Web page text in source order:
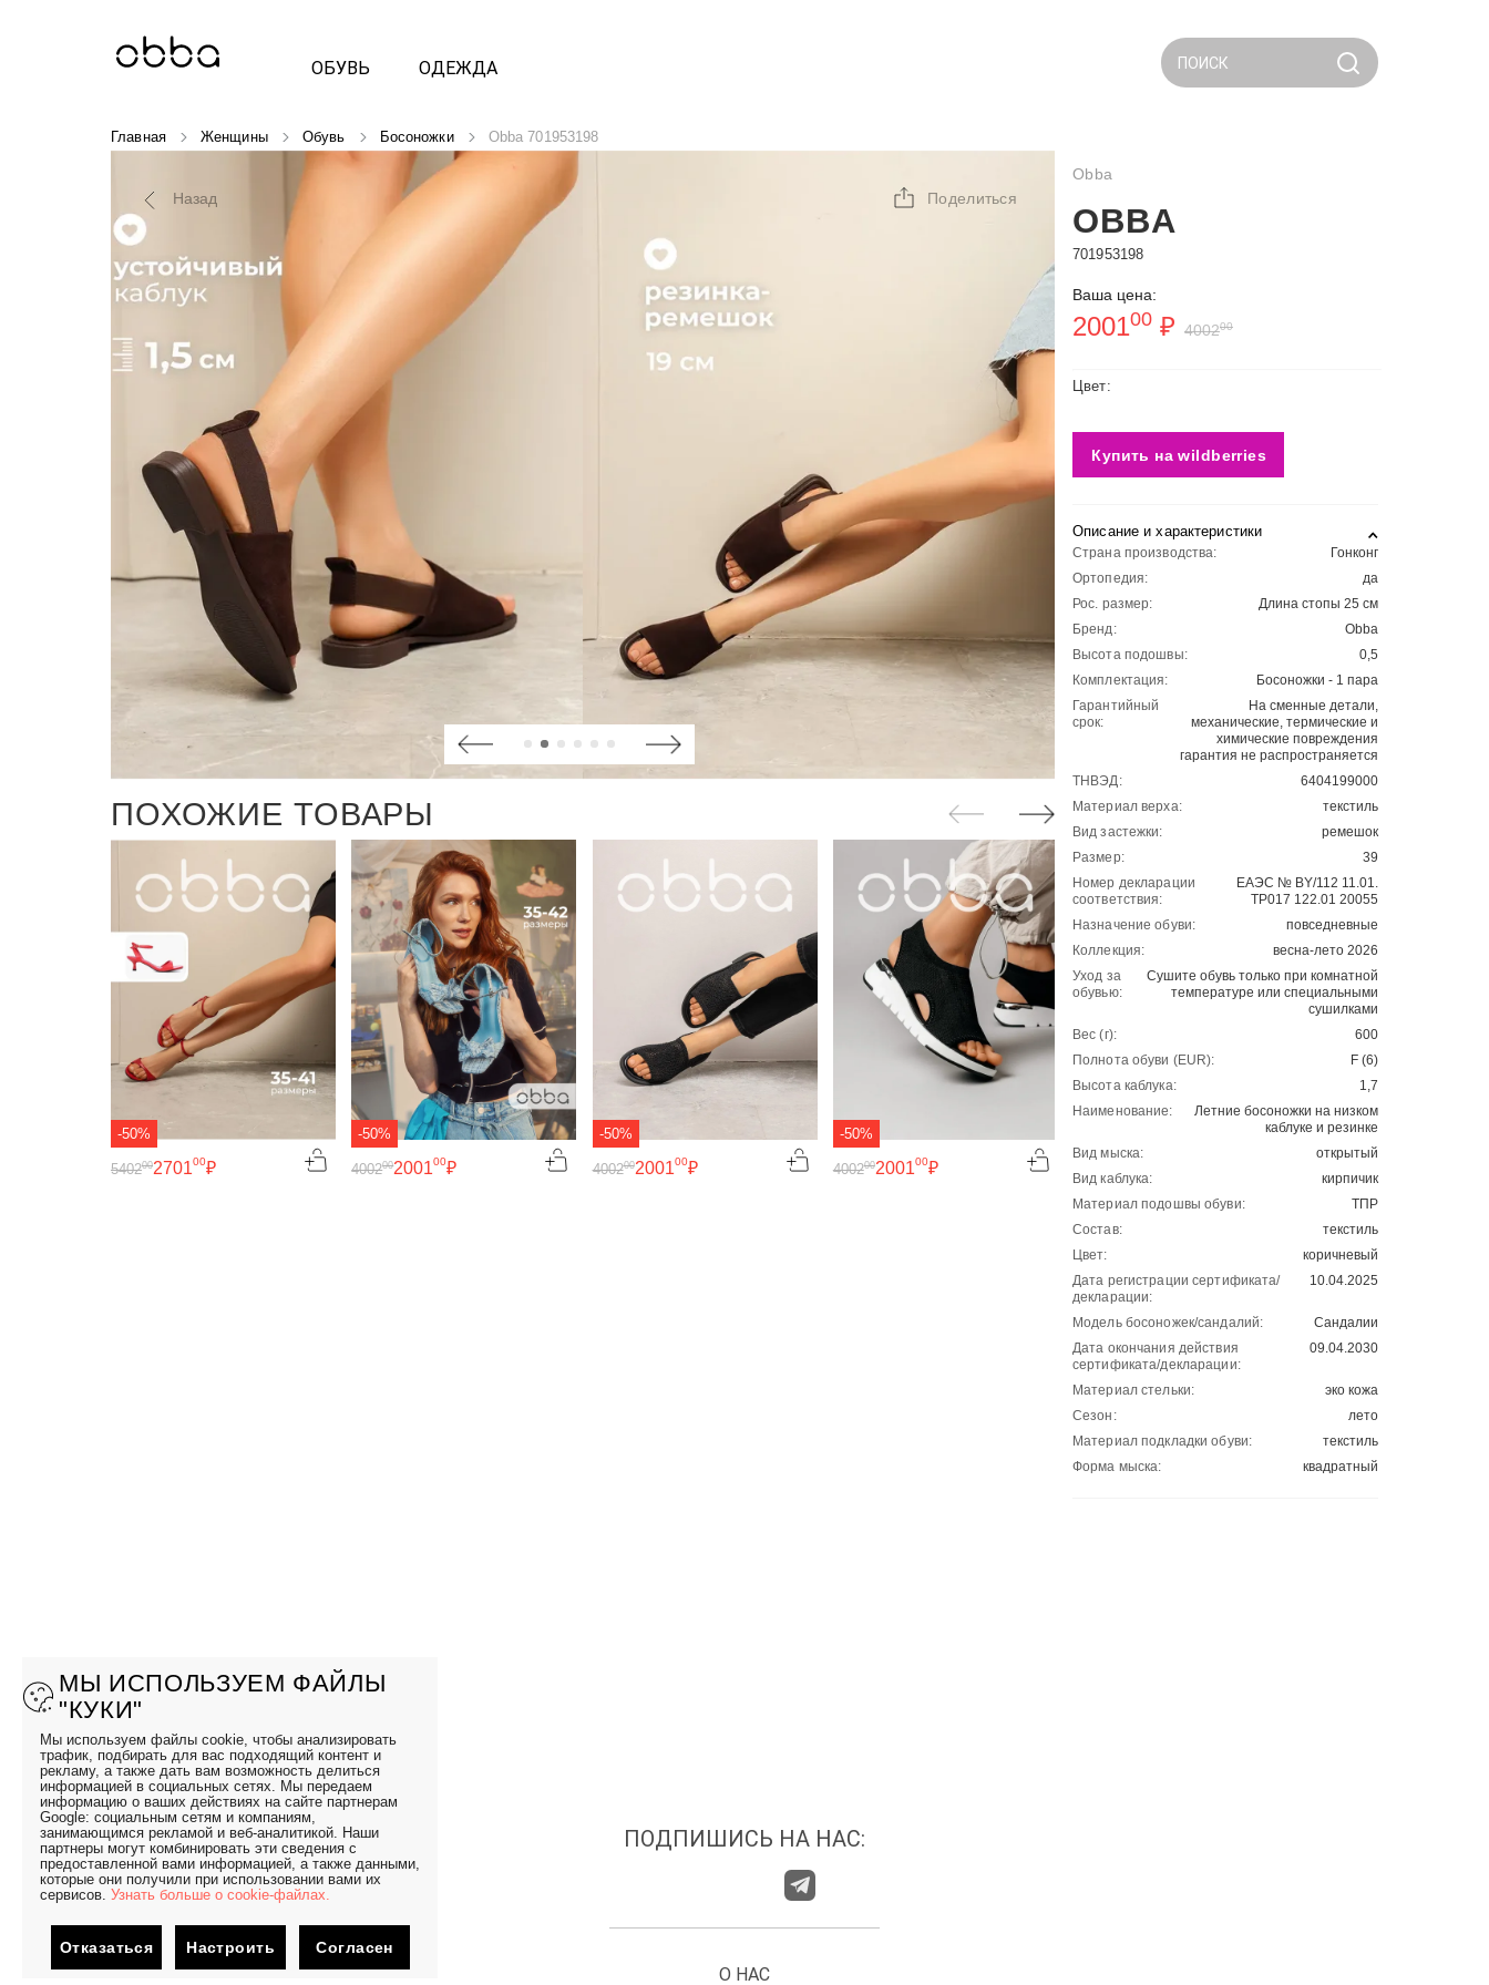
ОБУВЬ ОДЕЖДА ПОИСК
Главная Женщины Обувь Босоножки Obba 701953198
Назад Поделиться
ПОХОЖИЕ ТОВАРЫ
-50%
270100₽
540200
-50%
200100₽
400200
-50%
200100₽
400200
-50%
200100₽
400200
-50%
Obba
OBBA
701953198
Ваша цена:
200100 ₽ 400200
Цвет:
Купить на wildberries
Описание и характеристики
Страна производства:
Гонконг
Ортопедия:
да
Рос. размер:
Длина стопы 25 см
Бренд:
Obba
Высота подошвы:
0,5
Комплектация:
Босоножки - 1 пара
Гарантийный
срок:
На сменные детали,
механические, термические и
химические повреждения
гарантия не распространяется
ТНВЭД:
6404199000
Материал верха:
текстиль
Вид застежки:
ремешок
Размер:
39
Номер декларации
соответствия:
ЕАЭС № BY/112 11.01.
ТР017 122.01 20055
Назначение обуви:
повседневные
Коллекция:
весна-лето 2026
Уход за
обувью:
Сушите обувь только при комнатной
температуре или специальными
сушилками
Вес (г):
600
Полнота обуви (EUR):
F (6)
Высота каблука:
1,7
Наименование:
Летние босоножки на низком
каблуке и резинке
Вид мыска:
открытый
Вид каблука:
кирпичик
Материал подошвы обуви:
ТПР
Состав:
текстиль
Цвет:
коричневый
Дата регистрации сертификата/
декларации:
10.04.2025
Модель босоножек/сандалий:
Сандалии
Дата окончания действия
сертификата/декларации:
09.04.2030
Материал стельки:
эко кожа
Сезон:
лето
Материал подкладки обуви:
текстиль
Форма мыска:
квадратный
ПОДПИШИСЬ НА НАС:
О НАС
МЫ ИСПОЛЬЗУЕМ ФАЙЛЫ
"КУКИ"
Мы используем файлы cookie, чтобы анализировать
трафик, подбирать для вас подходящий контент и
рекламу, а также дать вам возможность делиться
информацией в социальных сетях. Мы передаем
информацию о ваших действиях на сайте партнерам
Google: социальным сетям и компаниям,
занимающимся рекламой и веб-аналитикой. Наши
партнеры могут комбинировать эти сведения с
предоставленной вами информацией, а также данными,
которые они получили при использовании вами их
сервисов. Узнать больше о cookie-файлах.
Отказаться Настроить Согласен